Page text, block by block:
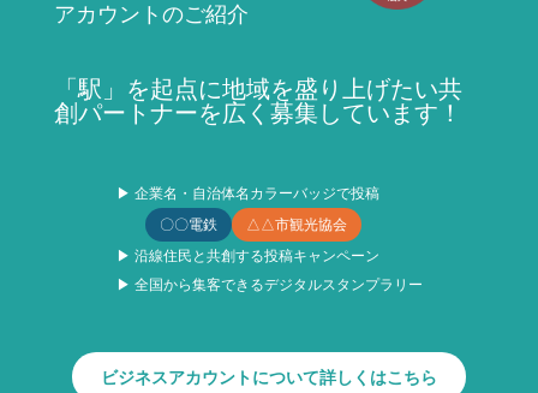
アカウントのご紹介
「駅」を起点に地域を盛り上げたい共
創パートナーを広く募集しています！
▶ 企業名・自治体名カラーバッジで投稿
〇〇電鉄
△△市観光協会
▶ 沿線住民と共創する投稿キャンペーン
▶ 全国から集客できるデジタルスタンプラリー
ビジネスアカウントについて詳しくはこちら